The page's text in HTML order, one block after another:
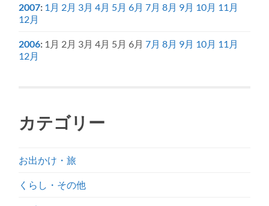
2007: 1月 2月 3月 4月 5月 6月 7月 8月 9月 10月 11月
12月
2006: 1月 2月 3月 4月 5月 6月 7月 8月 9月 10月 11月
12月
カテゴリー
お出かけ・旅
くらし・その他